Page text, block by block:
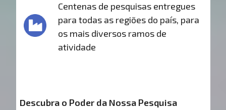
Centenas de pesquisas entregues
para todas as regiões do país, para
os mais diversos ramos de
atividade
Descubra o Poder da Nossa Pesquisa